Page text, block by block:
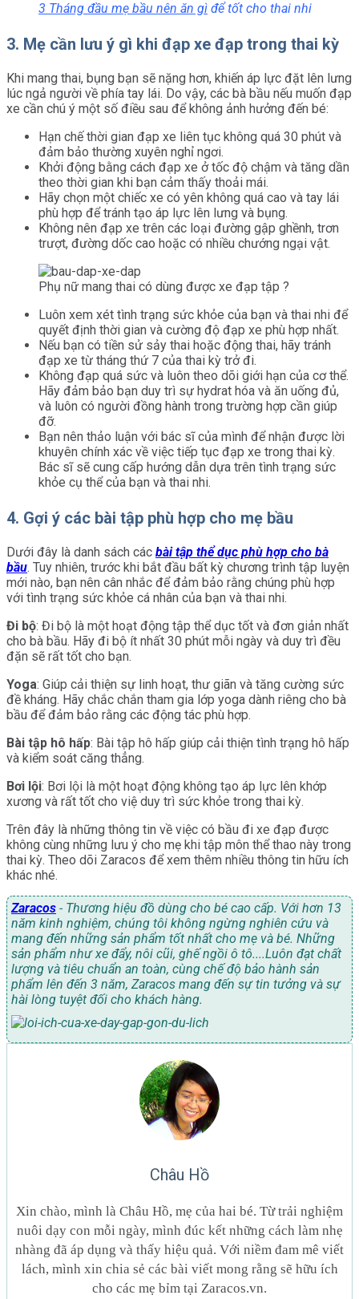
3 Tháng đầu mẹ bầu nên ăn gì để tốt cho thai nhi
3. Mẹ cần lưu ý gì khi đạp xe đạp trong thai kỳ
Khi mang thai, bụng bạn sẽ nặng hơn, khiến áp lực đặt lên lưng
lúc ngả người về phía tay lái. Do vậy, các bà bầu nếu muốn đạp
xe cần chú ý một số điều sau để không ảnh hưởng đến bé:
Hạn chế thời gian đạp xe liên tục không quá 30 phút và
đảm bảo thường xuyên nghỉ ngơi.
Khởi động bằng cách đạp xe ở tốc độ chậm và tăng dần
theo thời gian khi bạn cảm thấy thoải mái.
Hãy chọn một chiếc xe có yên không quá cao và tay lái
phù hợp để tránh tạo áp lực lên lưng và bụng.
Không nên đạp xe trên các loại đường gập ghềnh, trơn
trượt, đường dốc cao hoặc có nhiều chướng ngại vật.
Phụ nữ mang thai có dùng được xe đạp tập ?
Luôn xem xét tình trạng sức khỏe của bạn và thai nhi để
quyết định thời gian và cường độ đạp xe phù hợp nhất.
Nếu bạn có tiền sử sảy thai hoặc động thai, hãy tránh
đạp xe từ tháng thứ 7 của thai kỳ trở đi.
Không đạp quá sức và luôn theo dõi giới hạn của cơ thể.
Hãy đảm bảo bạn duy trì sự hydrat hóa và ăn uống đủ,
và luôn có người đồng hành trong trường hợp cần giúp
đỡ.
Bạn nên thảo luận với bác sĩ của mình để nhận được lời
khuyên chính xác về việc tiếp tục đạp xe trong thai kỳ.
Bác sĩ sẽ cung cấp hướng dẫn dựa trên tình trạng sức
khỏe cụ thể của bạn và thai nhi.
4. Gợi ý các bài tập phù hợp cho mẹ bầu
Dưới đây là danh sách các bài tập thể dục phù hợp cho bà
bầu. Tuy nhiên, trước khi bắt đầu bất kỳ chương trình tập luyện
mới nào, bạn nên cân nhắc để đảm bảo rằng chúng phù hợp
với tình trạng sức khỏe cá nhân của bạn và thai nhi.
Đi bộ: Đi bộ là một hoạt động tập thể dục tốt và đơn giản nhất
cho bà bầu. Hãy đi bộ ít nhất 30 phút mỗi ngày và duy trì đều
đặn sẽ rất tốt cho bạn.
Yoga: Giúp cải thiện sự linh hoạt, thư giãn và tăng cường sức
đề kháng. Hãy chắc chắn tham gia lớp yoga dành riêng cho bà
bầu để đảm bảo rằng các động tác phù hợp.
Bài tập hô hấp: Bài tập hô hấp giúp cải thiện tình trạng hô hấp
và kiểm soát căng thẳng.
Bơi lội: Bơi lội là một hoạt động không tạo áp lực lên khớp
xương và rất tốt cho việ duy trì sức khỏe trong thai kỳ.
Trên đây là những thông tin về việc có bầu đi xe đạp được
không cùng những lưu ý cho mẹ khi tập môn thể thao này trong
thai kỳ. Theo dõi Zaracos để xem thêm nhiều thông tin hữu ích
khác nhé.
Zaracos - Thương hiệu đồ dùng cho bé cao cấp. Với hơn 13
năm kinh nghiệm, chúng tôi không ngừng nghiên cứu và
mang đến những sản phẩm tốt nhất cho mẹ và bé. Những
sản phẩm như xe đẩy, nôi cũi, ghế ngồi ô tô....Luôn đạt chất
lượng và tiêu chuẩn an toàn, cùng chế độ bảo hành sản
phẩm lên đến 3 năm, Zaracos mang đến sự tin tưởng và sự
hài lòng tuyệt đối cho khách hàng.
Châu Hồ
Xin chào, mình là Châu Hồ, mẹ của hai bé. Từ trải nghiệm
nuôi dạy con mỗi ngày, mình đúc kết những cách làm nhẹ
nhàng đã áp dụng và thấy hiệu quả. Với niềm đam mê viết
lách, mình xin chia sẻ các bài viết mong rằng sẽ hữu ích
cho các mẹ bỉm tại Zaracos.vn.